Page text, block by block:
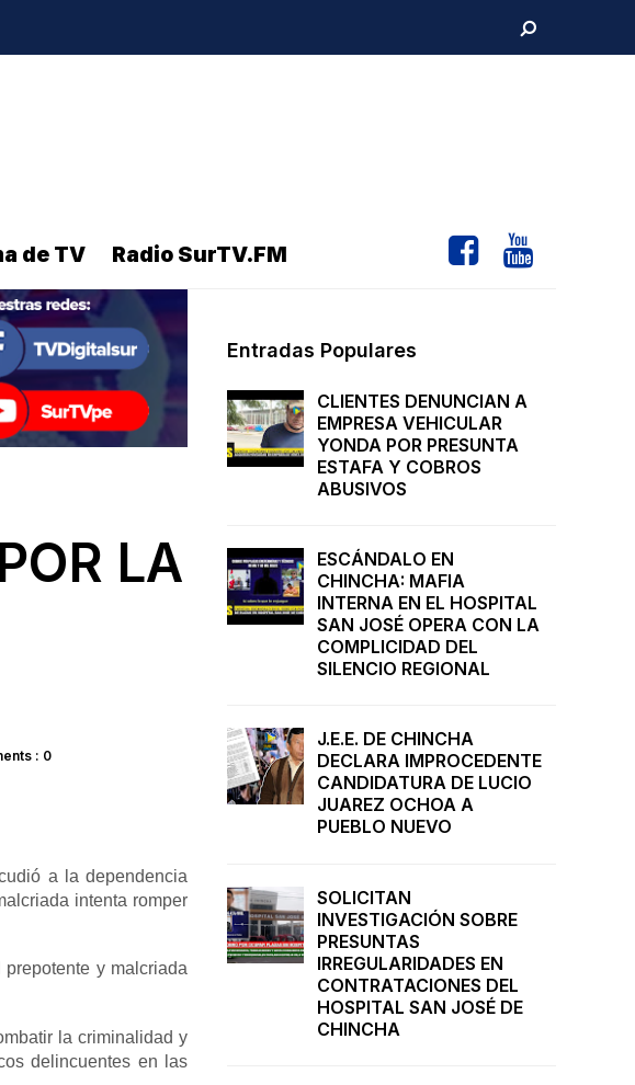
de TV Radio SurTV.FM
LA
: 0
a la dependencia
intenta romper
y malcriada
la criminalidad y
delincuentes en las
Entradas Populares
CLIENTES DENUNCIAN A
EMPRESA VEHICULAR
YONDA POR PRESUNTA
ESTAFA Y COBROS
ABUSIVOS
ESCÁNDALO EN
CHINCHA: MAFIA
INTERNA EN EL HOSPITAL
SAN JOSÉ OPERA CON LA
COMPLICIDAD DEL
SILENCIO REGIONAL
J.E.E. DE CHINCHA
DECLARA IMPROCEDENTE
CANDIDATURA DE LUCIO
JUAREZ OCHOA A
PUEBLO NUEVO
SOLICITAN
INVESTIGACIÓN SOBRE
PRESUNTAS
IRREGULARIDADES EN
CONTRATACIONES DEL
HOSPITAL SAN JOSÉ DE
CHINCHA